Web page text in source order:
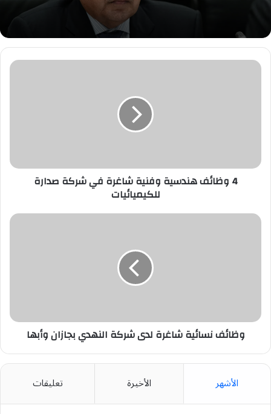
4
للكيميائيات
4 وظائف هندسية وفنية شاغرة في شركة صدارة
للكيميائيات
وظائف
وظائف نسائية شاغرة لدى شركة النهدي بجازان وأبها
الأشهر الأخيرة تعليقات